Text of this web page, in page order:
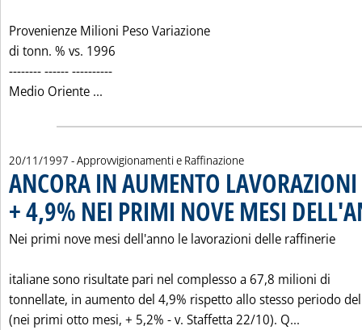
Provenienze Milioni Peso Variazione
di tonn. % vs. 1996
-------- ------ ----------
Medio Oriente ...
20/11/1997 - Approvvigionamenti e Raffinazione
ANCORA IN AUMENTO LAVORAZIONI
+ 4,9% NEI PRIMI NOVE MESI
Nei primi nove mesi dell'anno le lavorazioni delle raffinerie
italiane sono risultate pari nel complesso a 67,8 milioni di
tonnellate, in aumento del 4,9% rispetto allo stesso periodo
(nei primi otto mesi, + 5,2% - v. Staffetta 22/10). Q...